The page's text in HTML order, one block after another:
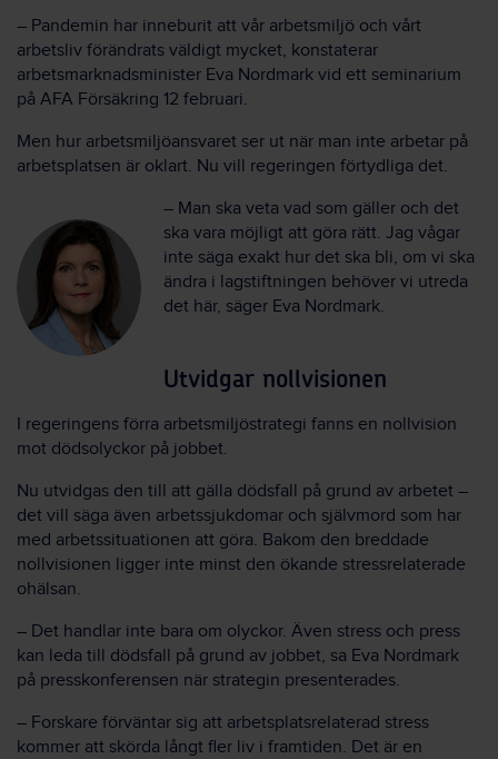
– Pandemin har inneburit att vår arbetsmiljö och vårt
arbetsliv förändrats väldigt mycket, konstaterar
arbetsmarknadsminister Eva Nordmark vid ett seminarium
på AFA Försäkring 12 februari.
Men hur arbetsmiljöansvaret ser ut när man inte arbetar på
arbetsplatsen är oklart. Nu vill regeringen förtydliga det.
– Man ska veta vad som gäller och det
ska vara möjligt att göra rätt. Jag vågar
inte säga exakt hur det ska bli, om vi ska
ändra i lagstiftningen behöver vi utreda
det här, säger Eva Nordmark.
Utvidgar nollvisionen
I regeringens förra arbetsmiljöstrategi fanns en nollvision
mot dödsolyckor på jobbet.
Nu utvidgas den till att gälla dödsfall på grund av arbetet –
det vill säga även arbetssjukdomar och självmord som har
med arbetssituationen att göra. Bakom den breddade
nollvisionen ligger inte minst den ökande stressrelaterade
ohälsan.
– Det handlar inte bara om olyckor. Även stress och press
kan leda till dödsfall på grund av jobbet, sa Eva Nordmark
på presskonferensen när strategin presenterades.
– Forskare förväntar sig att arbetsplatsrelaterad stress
kommer att skörda långt fler liv i framtiden. Det är en